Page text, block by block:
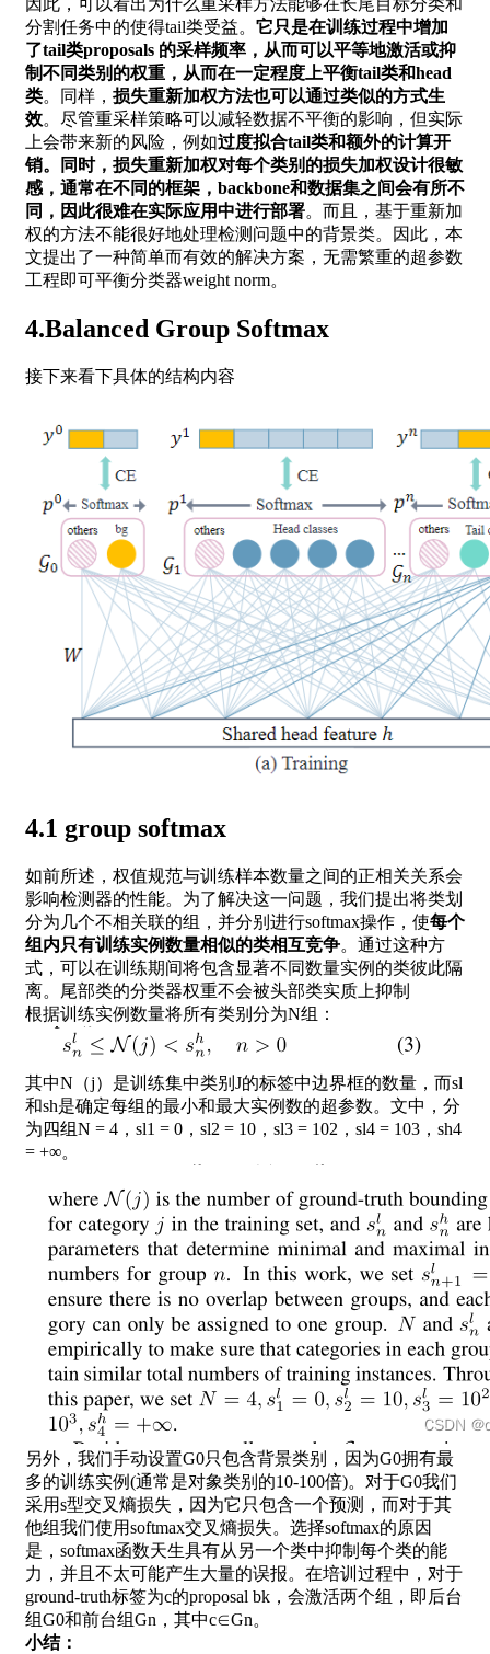
分割任务中的使得tail类受益。 它只是在训练过程中增加
了tail类proposals 的采样频率，从而可以平等地激活或抑
制不同类别的权重，从而在一定程度上平衡tail类和head
类。同样， 损失重新加权方法也可以通过类似的方式生
效。尽管重采样策略可以减轻数据不平衡的影响，但实际
上会带来新的风险，例如过度拟合tail类和额外的计算开
销。同时，损失重新加权对每个类别的损失加权设计很敏
感，通常在不同的框架，backbone和数据集之间会有所不
同，因此很难在实际应用中进行部署。而且，基于重新加
权的方法不能很好地处理检测问题中的背景类。因此，本
文提出了一种简单而有效的解决方案，无需繁重的超参数
工程即可平衡分类器weight norm。
4.Balanced Group Softmax
接下来看下具体的结构内容
4.1 group softmax
如前所述，权值规范与训练样本数量之间的正相关关系会
影响检测器的性能。为了解决这一问题，我们提出将类划
分为几个不相关联的组，并分别进行softmax操作，使每个
组内只有训练实例数量相似的类相互竞争。通过这种方
式，可以在训练期间将包含显著不同数量实例的类彼此隔
离。尾部类的分类器权重不会被头部类实质上抑制
根据训练实例数量将所有类别分为N组：
其中N（j）是训练集中类别J的标签中边界框的数量，而sl
和sh是确定每组的最小和最大实例数的超参数。文中，分
为四组N = 4，sl1 = 0，sl2 = 10，sl3 = 102，sl4 = 103，sh4
= +∞。
另外，我们手动设置G0只包含背景类别，因为G0拥有最
多的训练实例(通常是对象类别的10-100倍)。对于G0我们
采用s型交叉熵损失，因为它只包含一个预测，而对于其
他组我们使用softmax交叉熵损失。选择softmax的原因
是，softmax函数天生具有从另一个类中抑制每个类的能
力，并且不太可能产生大量的误报。在培训过程中，对于
ground-truth标签为c的proposal bk，会激活两个组，即后台
组G0和前台组Gn，其中c∈Gn。
小结：